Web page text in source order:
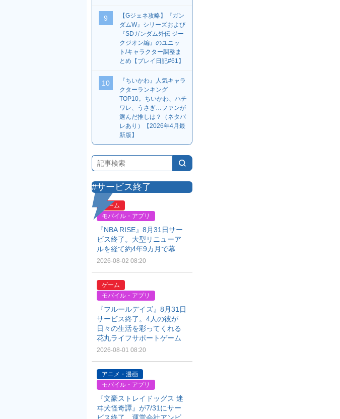
9
【Gジェネ攻略】『ガン
ダムW』シリーズおよび
『SDガンダム外伝 ジー
クジオン編』のユニッ
ト/キャラクター調整ま
とめ【プレイ日記#61】
10
『ちいかわ』人気キャラ
クターランキング
TOP10。ちいかわ、ハチ
ワレ、うさぎ…ファンが
選んだ推しは？（ネタバ
レあり）【2026年4月最
新版】
#サービス終了
ゲーム
モバイル・アプリ
『NBA RISE』8月31日サー
ビス終了。大型リニューア
ルを経て約4年9カ月で幕
2026-08-02 08:20
ゲーム
モバイル・アプリ
『フルールデイズ』8月31日
サービス終了。4人の彼が
日々の生活を彩ってくれる
花丸ライフサポートゲーム
2026-08-01 08:20
アニメ・漫画
モバイル・アプリ
『文豪ストレイドッグス 迷
ヰ犬怪奇譚』が7/31にサー